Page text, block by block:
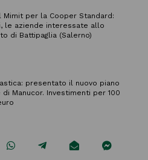
Mimit per la Cooper Standard:
le aziende interessate allo
di Battipaglia (Salerno)
presentato il nuovo piano
Manucor. Investimenti per 100